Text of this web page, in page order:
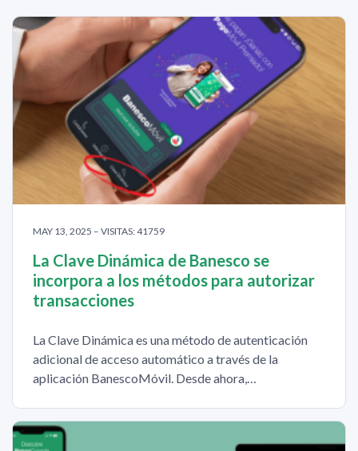
MAY 13, 2025 – VISITAS: 41759
La Clave Dinámica de Banesco se
incorpora a los métodos para autorizar
transacciones
La Clave Dinámica es una método de autenticación
adicional de acceso automático a través de la
aplicación BanescoMóvil. Desde ahora,…